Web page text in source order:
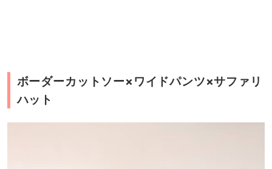
ボーダーカットソー×ワイドパンツ×サファリ
ハット